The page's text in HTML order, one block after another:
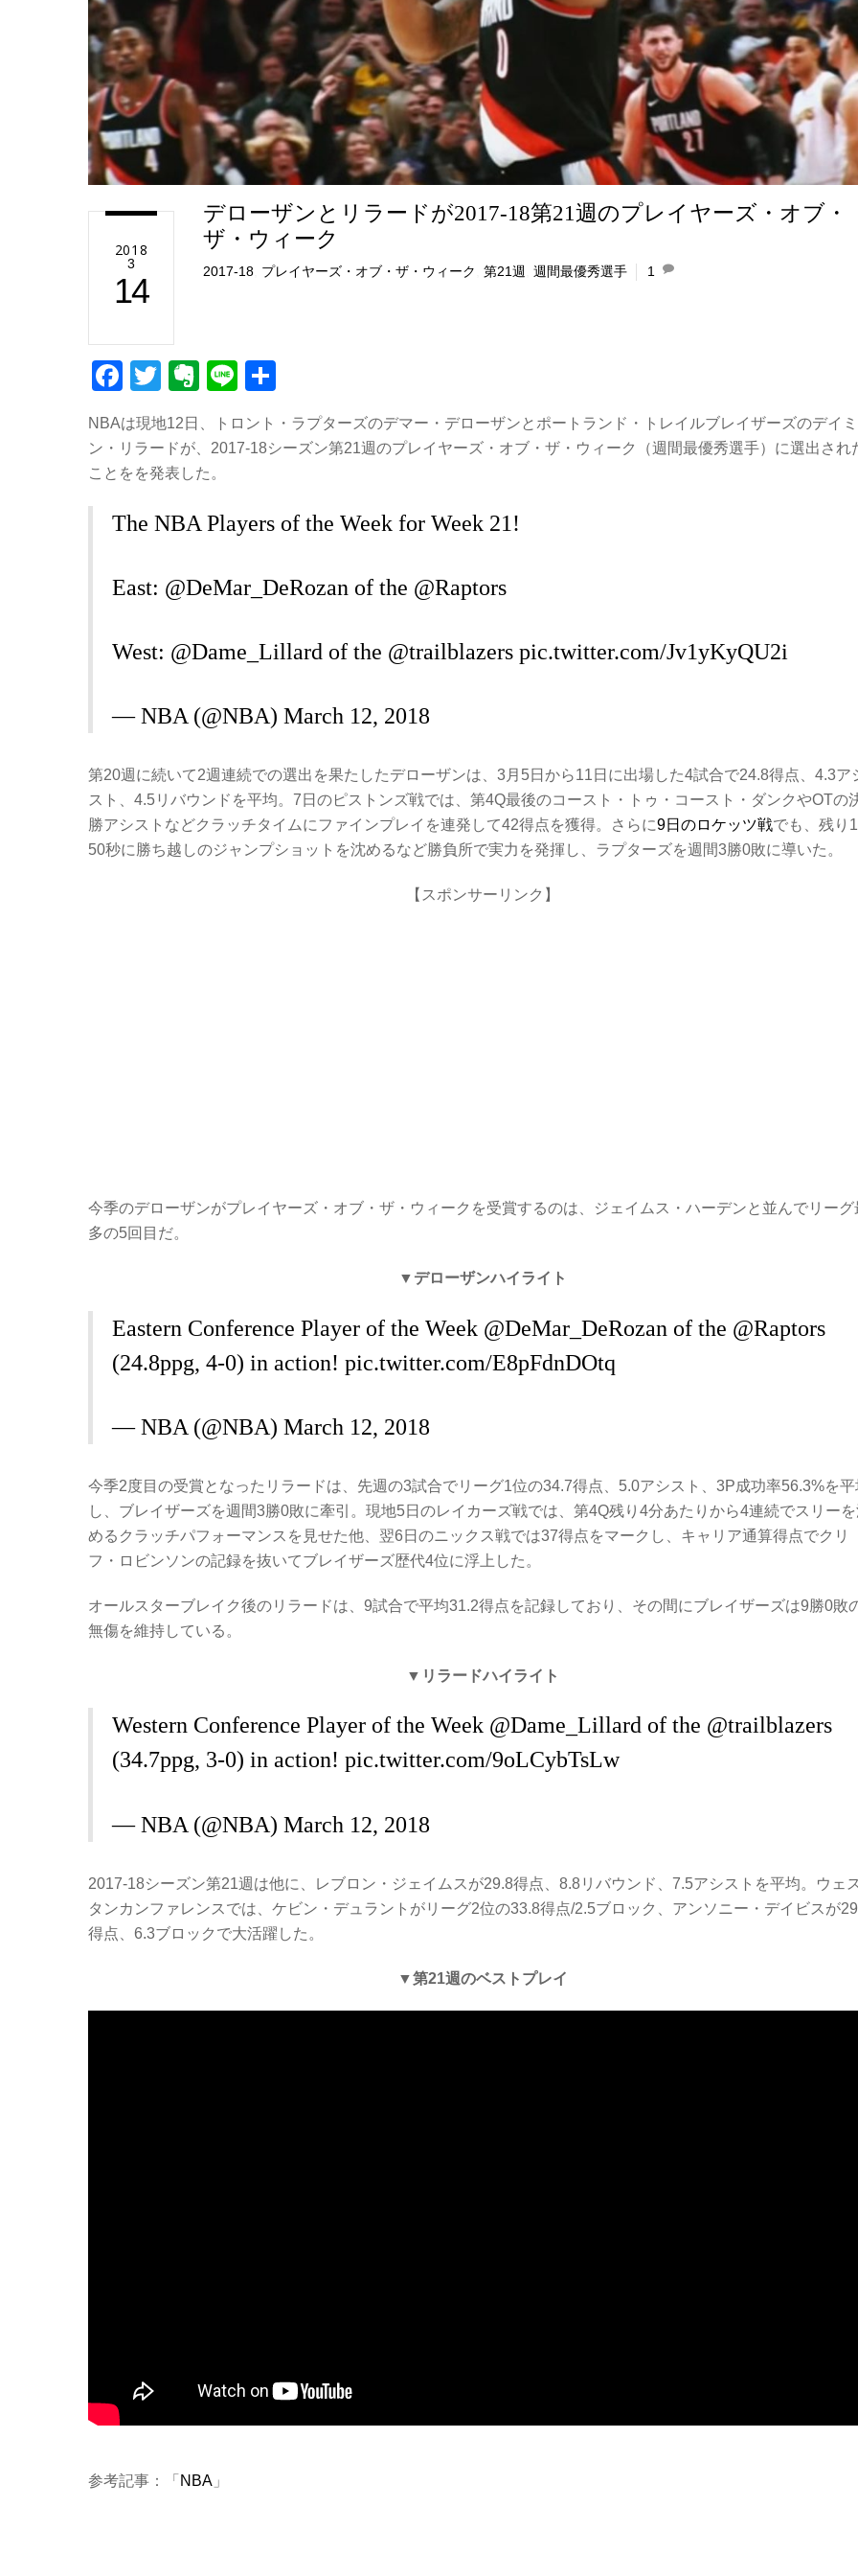
2018
3
14
デローザンとリラードが2017-18第21週のプレイヤーズ・オブ・
ザ・ウィーク
2017-18 プレイヤーズ・オブ・ザ・ウィーク ,第21週 ,週間最優秀選手 1
F
c
e
o
k
T
tt
er
E
er
n
e
Li
e
NBAは現地12日、トロント・ラプターズのデマー・デローザンとポートランド・トレイルブレイザーズのデイ
ン・リラードが、2017-18シーズン第21週のプレイヤーズ・オブ・ザ・ウィーク（週間最優秀選手）に選出され
ことをを発表した。
The NBA Players of the Week for Week 21!
East: @DeMar_DeRozan of the @Raptors
West: @Dame_Lillard of the @trailblazers pic.twitter.com/Jv1yKyQU2i
— NBA (@NBA)March 12, 2018
第20週に続いて2週連続での選出を果たしたデローザンは、3月5日から11日に出場した4試合で24.8得点、4.3ア
スト、4.5リバウンドを平均。7日のピストンズ戦では、第4Q最後のコースト・トゥ・コースト・ダンクやOTの
勝アシストなどクラッチタイムにファインプレイを連発して42得点を獲得。さらに9日のロケッツ戦でも、残り
50秒に勝ち越しのジャンプショットを沈めるなど勝負所で実力を発揮し、ラプターズを週間3勝0敗に導いた。
【スポンサーリンク】
今季のデローザンがプレイヤーズ・オブ・ザ・ウィークを受賞するのは、ジェイムス・ハーデンと並んでリーグ
多の5回目だ。
▼デローザンハイライト
Eastern Conference Player of the Week @DeMar_DeRozan of the @Raptors
(24.8ppg, 4-0) in action!pic.twitter.com/E8pFdnDOtq
— NBA (@NBA)March 12, 2018
今季2度目の受賞となったリラードは、先週の3試合でリーグ1位の34.7得点、5.0アシスト、3P成功率56.3%を平
し、ブレイザーズを週間3勝0敗に牽引。現地5日のレイカーズ戦では、第4Q残り4分あたりから4連続でスリー
めるクラッチパフォーマンスを見せた他、翌6日のニックス戦では37得点をマークし、キャリア通算得点でクリ
フ・ロビンソンの記録を抜いてブレイザーズ歴代4位に浮上した。
オールスターブレイク後のリラードは、9試合で平均31.2得点を記録しており、その間にブレイザーズは9勝0敗
無傷を維持している。
▼リラードハイライト
Western Conference Player of the Week @Dame_Lillard of the @trailblazers
(34.7ppg, 3-0) in action!pic.twitter.com/9oLCybTsLw
— NBA (@NBA)March 12, 2018
2017-18シーズン第21週は他に、レブロン・ジェイムスが29.8得点、8.8リバウンド、7.5アシストを平均。ウェ
タンカンファレンスでは、ケビン・デュラントがリーグ2位の33.8得点/2.5ブロック、アンソニー・デイビスが
得点、6.3ブロックで大活躍した。
▼第21週のベストプレイ
参考記事：「 NBA 」